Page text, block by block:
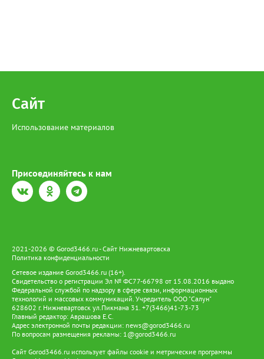
Сайт
Использование материалов
Присоединяйтесь к нам
2021-2026 © Gorod3466.ru - Сайт Нижневартовска
Политика конфиденциальности
Сетевое издание Gorod3466.ru (16+).
Свидетельство о регистрации Эл № ФС77-66798 от 15.08.2016 выдано
Федеральной службой по надзору в сфере связи, информационных
технологий и массовых коммуникаций. Учредитель ООО "Салун"
628602 г. Нижневартовск ул.Пикмана 31. +7(3466)41-73-73
Главный редактор: Аврашова Е.С.
Адрес электронной почты редакции: news@gorod3466.ru
По вопросам размещения рекламы: 1@gorod3466.ru
Сайт Gorod3466.ru использует файлы cookie и метрические программы